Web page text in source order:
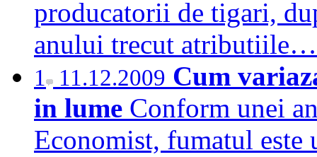
producatorii de tigari,
anului trecut
1 11.12.2009 Cum
in lume Conform unei
Economist, fumatul este